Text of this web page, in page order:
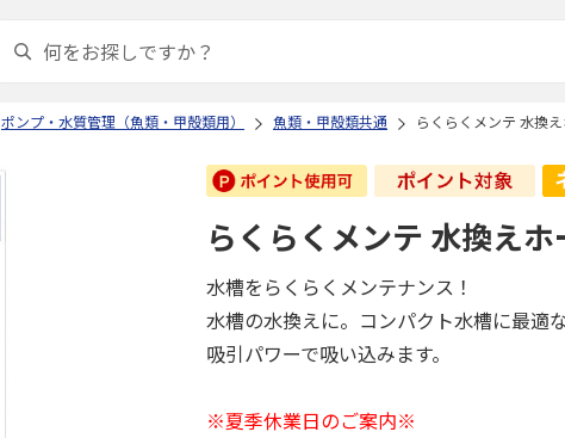
ポンプ・水質管理（魚類・甲殻類用） 魚類・甲殻類共通 らくらくメンテ 水換
らくらくメンテ 水換え
水槽をらくらくメンテナンス！
水槽の水換えに。コンパクト水槽に最適
吸引パワーで吸い込みます。
※夏季休業日のご案内※